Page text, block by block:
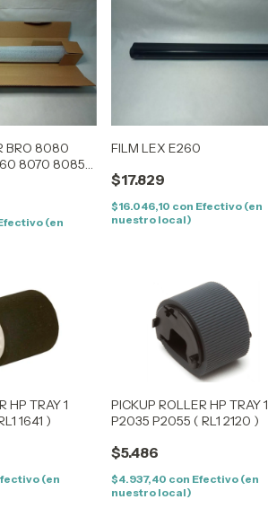
BRO 8080
8070 8085
(en
FILM LEX E260
$17.829
$16.046,10 con Efectivo (en
nuestro local)
HP TRAY 1
1641 )
(en
PICKUP ROLLER HP TRAY 1
P2035 P2055 ( RL1 2120 )
$5.486
$4.937,40 con Efectivo (en
nuestro local)